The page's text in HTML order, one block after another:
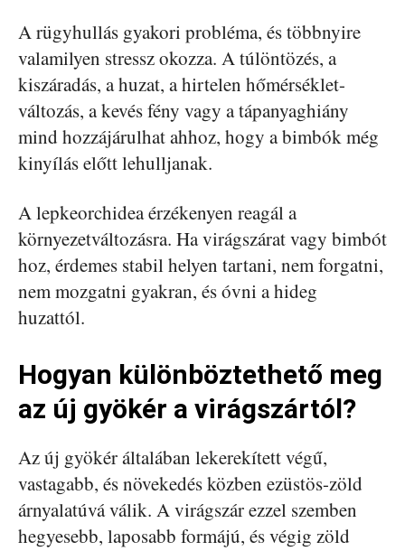
A rügyhullás gyakori probléma, és többnyire
valamilyen stressz okozza. A túlöntözés, a
kiszáradás, a huzat, a hirtelen hőmérséklet-
változás, a kevés fény vagy a tápanyaghiány
mind hozzájárulhat ahhoz, hogy a bimbók még
kinyílás előtt lehulljanak.
A lepkeorchidea érzékenyen reagál a
környezetváltozásra. Ha virágszárat vagy bimbót
hoz, érdemes stabil helyen tartani, nem forgatni,
nem mozgatni gyakran, és óvni a hideg
huzattól.
Hogyan különböztethető meg
az új gyökér a virágszártól?
Az új gyökér általában lekerekített végű,
vastagabb, és növekedés közben ezüstös-zöld
árnyalatúvá válik. A virágszár ezzel szemben
hegyesebb, laposabb formájú, és végig zöld